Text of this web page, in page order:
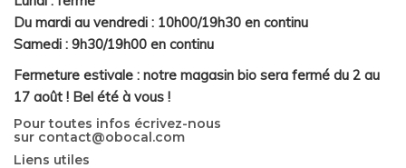
Du mardi au vendredi : 10h00/19h30 en continu
Samedi : 9h30/19h00 en continu
Fermeture estivale : notre magasin bio sera fermé du 2 au
17 août ! Bel été à vous !
Pour toutes infos écrivez-nous
sur contact@obocal.com
Liens utiles